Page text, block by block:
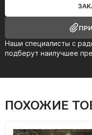
Наши специалисты с
подберут наилучшее
ПОХОЖИЕ